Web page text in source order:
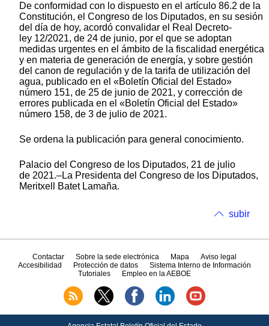
De conformidad con lo dispuesto en el artículo 86.2 de la
Constitución, el Congreso de los Diputados, en su sesión
del día de hoy, acordó convalidar el Real Decreto-
ley 12/2021, de 24 de junio, por el que se adoptan
medidas urgentes en el ámbito de la fiscalidad energética
y en materia de generación de energía, y sobre gestión
del canon de regulación y de la tarifa de utilización del
agua, publicado en el «Boletín Oficial del Estado»
número 151, de 25 de junio de 2021, y corrección de
errores publicada en el «Boletín Oficial del Estado»
número 158, de 3 de julio de 2021.
Se ordena la publicación para general conocimiento.
Palacio del Congreso de los Diputados, 21 de julio
de 2021.–La Presidenta del Congreso de los Diputados,
Meritxell Batet Lamaña.
subir
Contactar Sobre la sede electrónica Mapa
Aviso legal
Accesibilidad
Protección de datos
Sistema Interno de Información
Tutoriales
Empleo en la AEBOE